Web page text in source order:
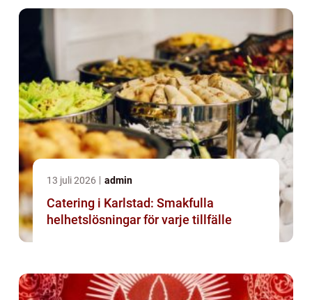
13 juli 2026 admin
Catering i Karlstad: Smakfulla
helhetslösningar för varje tillfälle